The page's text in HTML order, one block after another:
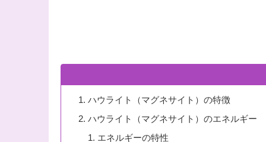
ハウライト（マグネサイト）の特徴
ハウライト（マグネサイト）のエネルギー
エネルギーの特性